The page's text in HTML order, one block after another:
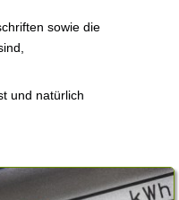
sowie die
und natürlich